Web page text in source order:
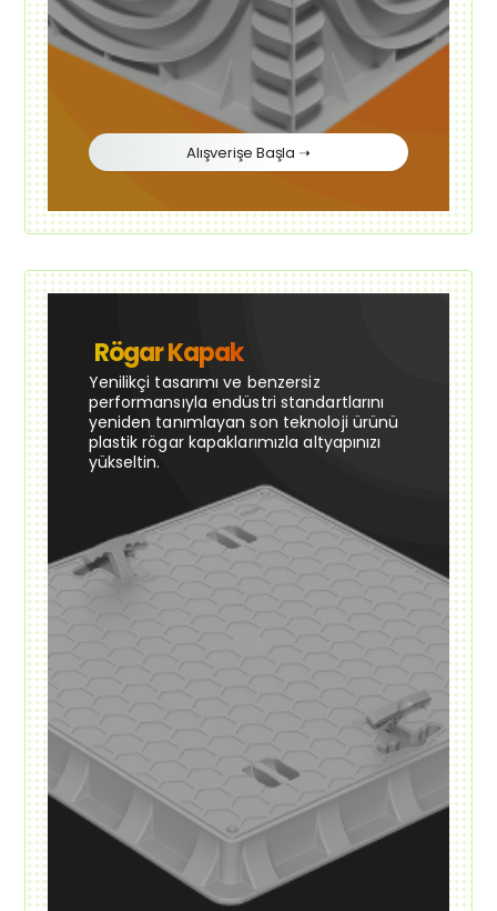
Alışverişe Başla ➝
Rögar Kapak
Yenilikçi tasarımı ve benzersiz
performansıyla endüstri standartlarını
yeniden tanımlayan son teknoloji ürünü
plastik rögar kapaklarımızla altyapınızı
yükseltin.